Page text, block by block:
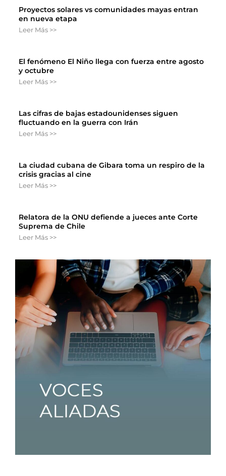
Proyectos solares vs comunidades mayas entran
en nueva etapa
Leer Más >>
El fenómeno El Niño llega con fuerza entre agosto
y octubre
Leer Más >>
Las cifras de bajas estadounidenses siguen
fluctuando en la guerra con Irán
Leer Más >>
La ciudad cubana de Gibara toma un respiro de la
crisis gracias al cine
Leer Más >>
Relatora de la ONU defiende a jueces ante Corte
Suprema de Chile
Leer Más >>